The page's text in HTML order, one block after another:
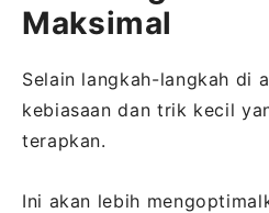
Maksimal
Selain langkah-langkah di
kebiasaan dan trik kecil
terapkan.
Ini akan lebih